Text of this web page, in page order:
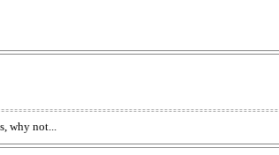
why not...